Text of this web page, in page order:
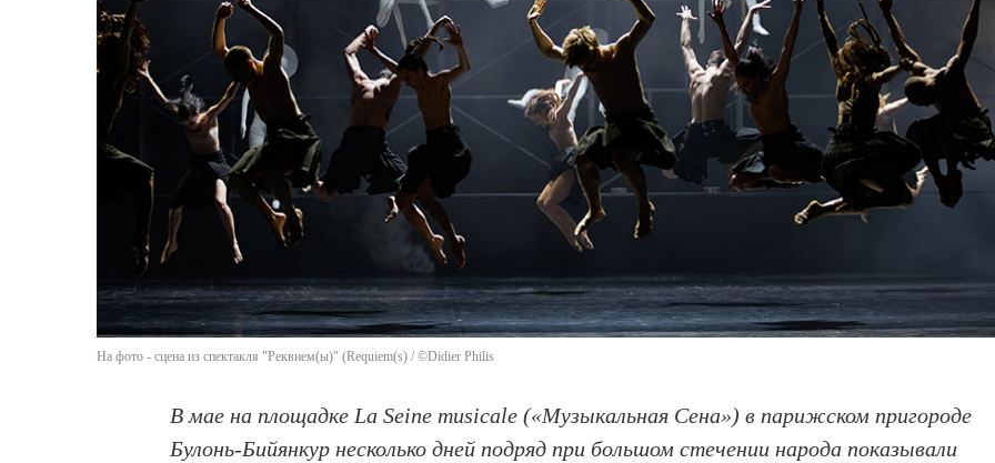
На фото - сцена из спектакля "Реквием(ы)" (Requiem(s) / ©Didier Philis
В мае на площадке La Seine musicale («Музыкальная Сена») в парижском пригороде
Булонь-Бийянкур несколько дней подряд при большом стечении народа показывали